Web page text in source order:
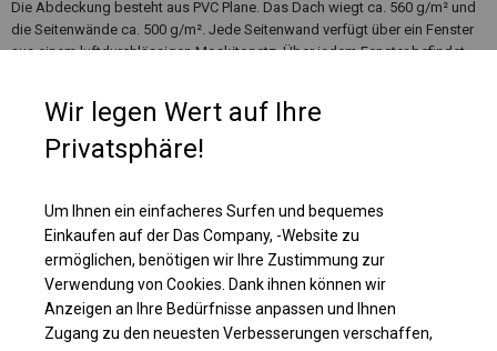
Die Abdeckung besteht aus PVC Plane. Das Dach wiegt ca. 560 g/m² und
die Seitenwände ca. 500 g/m². Jede Seitenwand verfügt über ein Fenster
aus einem luftdurchlässigen Moskitonetz. Über jedem Fenster befindet
Plane ändern
KONSTRUKTION
Wir legen Wert auf Ihre
Privatsphäre!
Um Ihnen ein einfacheres Surfen und bequemes
Einkaufen auf der Das Company, -Website zu
ermöglichen, benötigen wir Ihre Zustimmung zur
Verwendung von Cookies. Dank ihnen können wir
Anzeigen an Ihre Bedürfnisse anpassen und Ihnen
Zugang zu den neuesten Verbesserungen verschaffen,